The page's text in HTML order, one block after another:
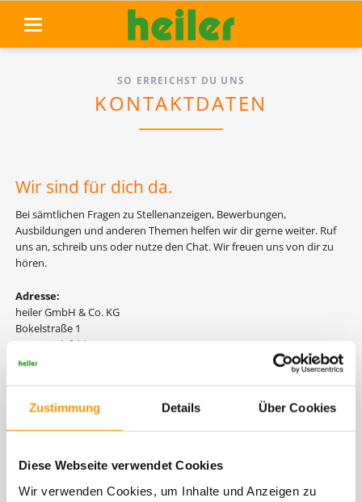
Zustimmung Details Über Cookies
Diese Webseite verwendet Cookies
Wir verwenden Cookies, um Inhalte und Anzeigen zu
SO ERREICHST DU UNS
KONTAKTDATEN
Wir sind für dich da.
Bei sämtlichen Fragen zu Stellenanzeigen, Bewerbungen,
Ausbildungen und anderen Themen helfen wir dir gerne weiter. Ruf
uns an, schreib uns oder nutze den Chat. Wir freuen uns von dir zu
hören.
Adresse:
heiler GmbH & Co. KG
Bokelstraße 1
33649 Bielefeld
Telefon:0521 9471596
Kontaktformular